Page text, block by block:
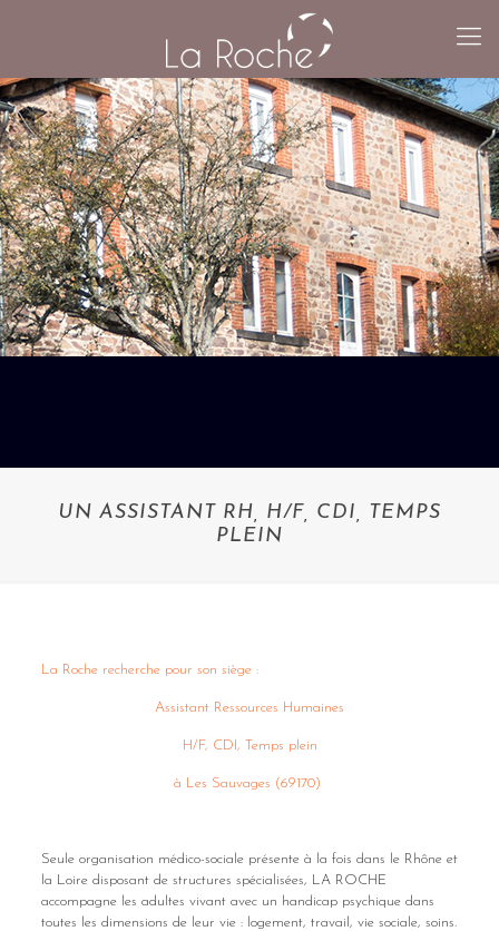
UN ASSISTANT RH, H/F, CDI, TEMPS
PLEIN
La Roche recherche pour son siège :
Assistant Ressources Humaines
H/F, CDI, Temps plein
à Les Sauvages (69170)
Seule organisation médico-sociale présente à la fois dans le Rhône et
la Loire disposant de structures spécialisées, LA ROCHE
accompagne les adultes vivant avec un handicap psychique dans
toutes les dimensions de leur vie : logement, travail, vie sociale, soins.